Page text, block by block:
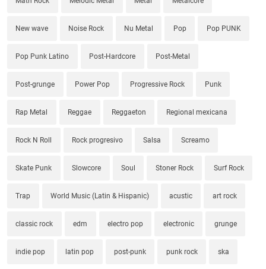
New wave Noise Rock Nu Metal Pop Pop PUNK
Pop Punk Latino Post-Hardcore Post-Metal
Post-grunge Power Pop Progressive Rock Punk
Rap Metal Reggae Reggaeton Regional mexicana
Rock N Roll Rock progresivo Salsa Screamo
Skate Punk Slowcore Soul Stoner Rock Surf Rock
Trap World Music (Latin & Hispanic) acustic art rock
classic rock edm electro pop electronic grunge
indie pop latin pop post-punk punk rock ska